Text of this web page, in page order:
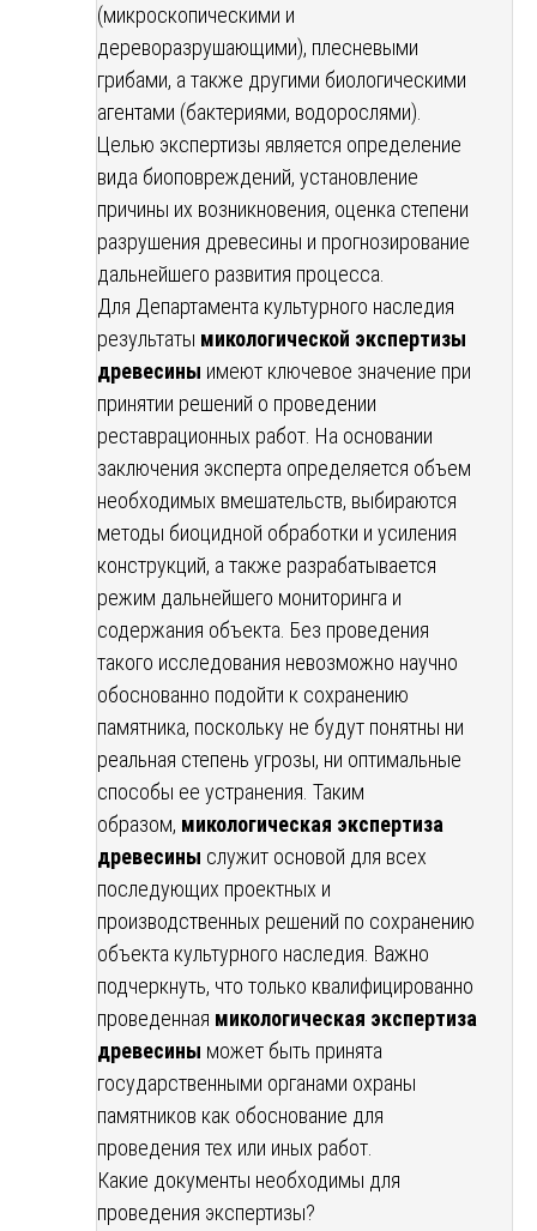
(микроскопическими и
дереворазрушающими), плесневыми
грибами, а также другими биологическими
агентами (бактериями, водорослями).
Целью экспертизы является определение
вида биоповреждений, установление
причины их возникновения, оценка степени
разрушения древесины и прогнозирование
дальнейшего развития процесса.
Для Департамента культурного наследия
результаты микологической экспертизы
древесины имеют ключевое значение при
принятии решений о проведении
реставрационных работ. На основании
заключения эксперта определяется объем
необходимых вмешательств, выбираются
методы биоцидной обработки и усиления
конструкций, а также разрабатывается
режим дальнейшего мониторинга и
содержания объекта. Без проведения
такого исследования невозможно научно
обоснованно подойти к сохранению
памятника, поскольку не будут понятны ни
реальная степень угрозы, ни оптимальные
способы ее устранения. Таким
образом, микологическая экспертиза
древесины служит основой для всех
последующих проектных и
производственных решений по сохранению
объекта культурного наследия. Важно
подчеркнуть, что только квалифицированно
проведенная микологическая экспертиза
древесины может быть принята
государственными органами охраны
памятников как обоснование для
проведения тех или иных работ.
Какие документы необходимы для
проведения экспертизы?